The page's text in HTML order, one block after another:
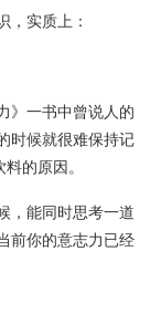
实质上：
一书中曾说人的
时候就很难保持记
的原因。
能同时思考一道
前你的意志力已经